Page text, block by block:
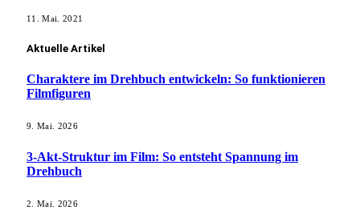
11. Mai. 2021
Aktuelle Artikel
Charaktere im Drehbuch entwickeln: So funktionieren
Filmfiguren
9. Mai. 2026
3-Akt-Struktur im Film: So entsteht Spannung im
Drehbuch
2. Mai. 2026